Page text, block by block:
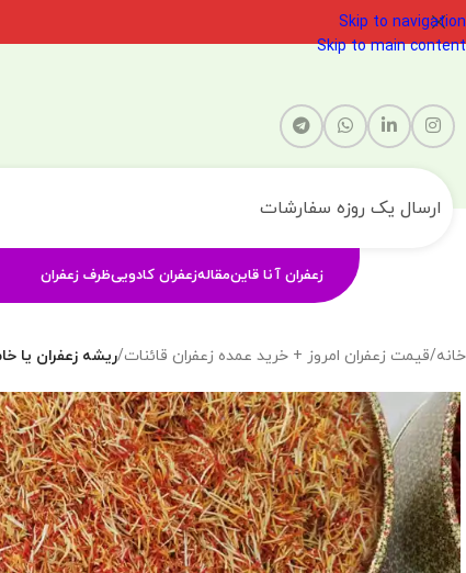
Skip to navigation
Skip to main content
ارسال یک روزه سفارشات
زعفران آنا قاینمقالهزعفران کادوییظرف زعفران
خانه/قیمت زعفران امروز + خرید عمده زعفران قائنات/ریشه زعفران یا